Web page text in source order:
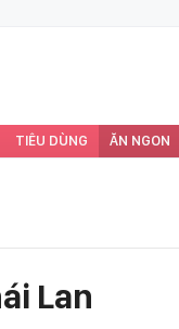
TIÊU DÙNG ĂN NGON
Lan